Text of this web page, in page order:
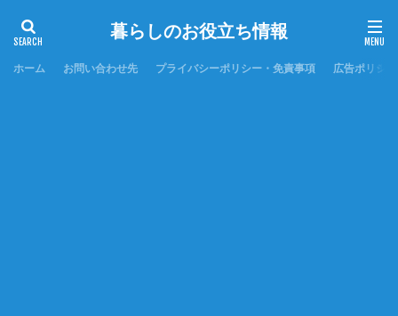
暮らしのお役立ち情報
ホーム お問い合わせ先 プライバシーポリシー・免責事項 広告ポリシー